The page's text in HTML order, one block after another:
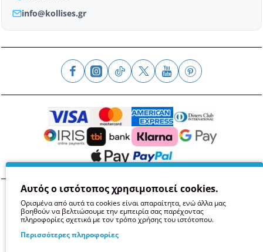
info@kollises.gr
ΌροιΑπόρρητοΑσφάλειαGDPR Cookies
Αυτός ο ιστότοπος χρησιμοποιεί cookies.
Ορισμένα από αυτά τα cookies είναι απαραίτητα, ενώ άλλα μας
βοηθούν να βελτιώσουμε την εμπειρία σας παρέχοντας
πληροφορίες σχετικά με τον τρόπο χρήσης του ιστότοπου.
Περισσότερες πληροφορίες